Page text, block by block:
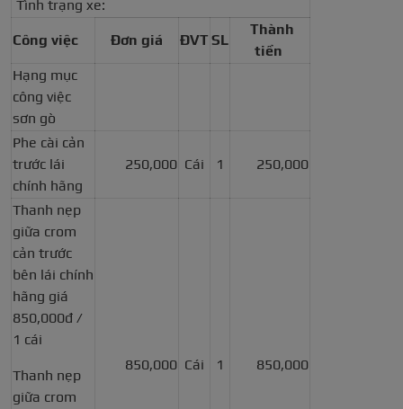
Tình trạng xe:
Công việc Đơn giá ĐVT SL
Thành
tiền
Hạng mục
công việc
sơn gò
Phe cài cản
trước lái
chính hãng
250,000 Cái 1 250,000
Thanh nẹp
giữa crom
cản trước
bên lái chính
hãng giá
850,000đ /
1 cái
Thanh nẹp
giữa crom
850,000 Cái 1 850,000